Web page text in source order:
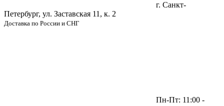
г. Санкт-
Петербург, ул. Заставская 11, к. 2
Доставка по России и СНГ
Пн-Пт: 11:00 -